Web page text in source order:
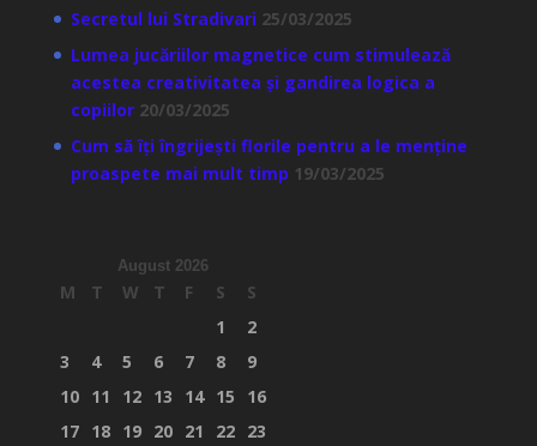
Secretul lui Stradivari 25/03/2025
Lumea jucăriilor magnetice cum stimulează
acestea creativitatea și gandirea logica a
copiilor 20/03/2025
Cum să îți îngrijești florile pentru a le menține
proaspete mai mult timp 19/03/2025
August 2026
M T W T F S
S
1
2
3
4 5 6 7 8
9
10 11 12 13 14 15
16
17 18 19 20 21 22 23